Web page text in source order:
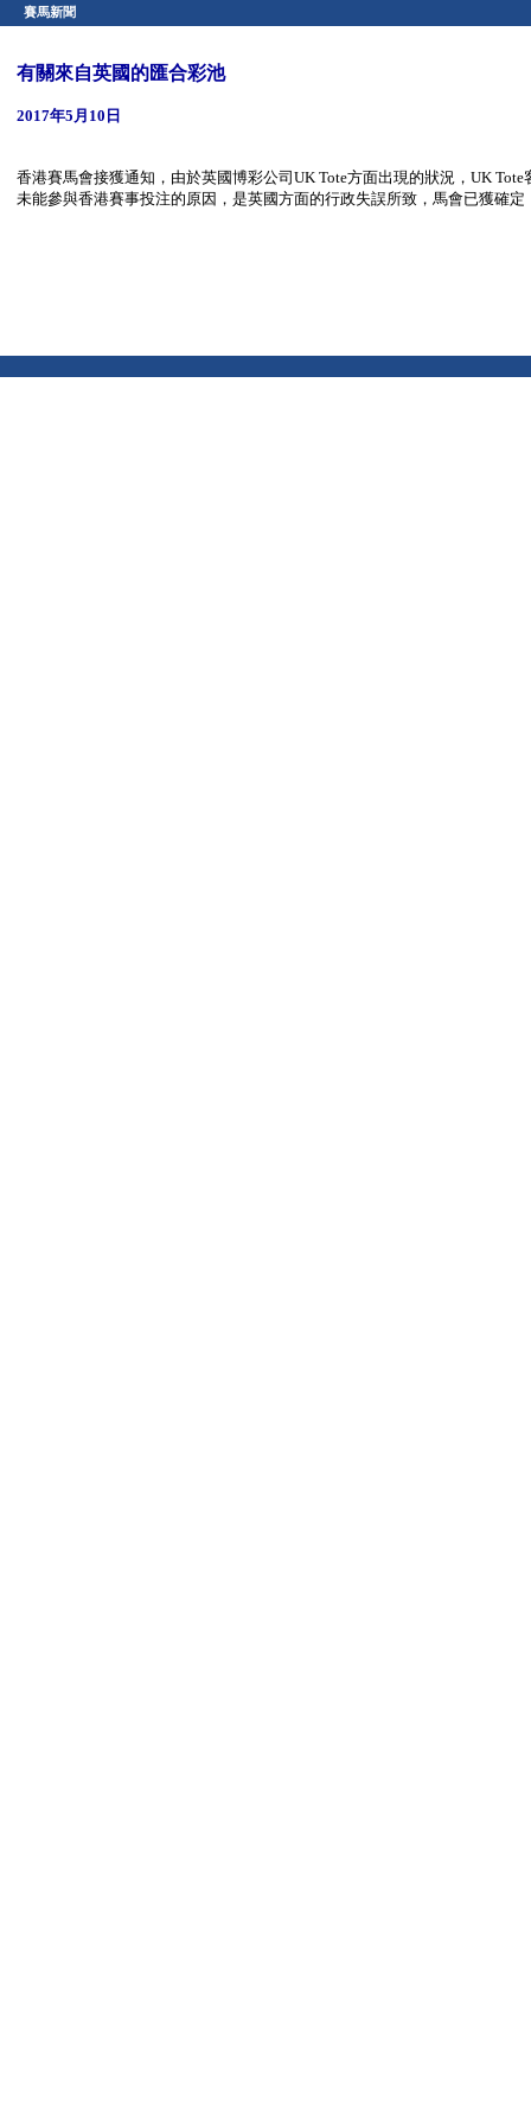
賽馬新聞
有關來自英國的匯合彩池
2017年5月10日
香港賽馬會接獲通知，由於英國博彩公司UK Tote方面出現的狀況，UK
未能參與香港賽事投注的原因，是英國方面的行政失誤所致，馬會已獲確